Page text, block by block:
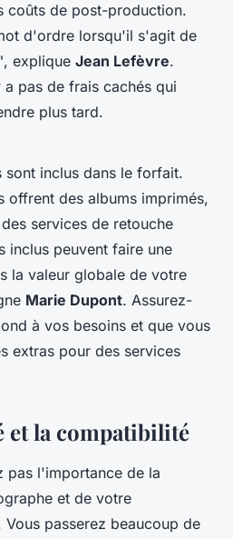
coûts de post-production.
d'ordre lorsqu'il s'agit de
, explique Jean Lefèvre.
pas de frais cachés qui
plus tard.
sont inclus dans le forfait.
offrent des albums imprimés,
services de retouche
inclus peuvent faire une
la valeur globale de votre
Marie Dupont. Assurez-
à vos besoins et que vous
extras pour des services
et la compatibilité
pas l'importance de la
et de votre
Vous passerez beaucoup de